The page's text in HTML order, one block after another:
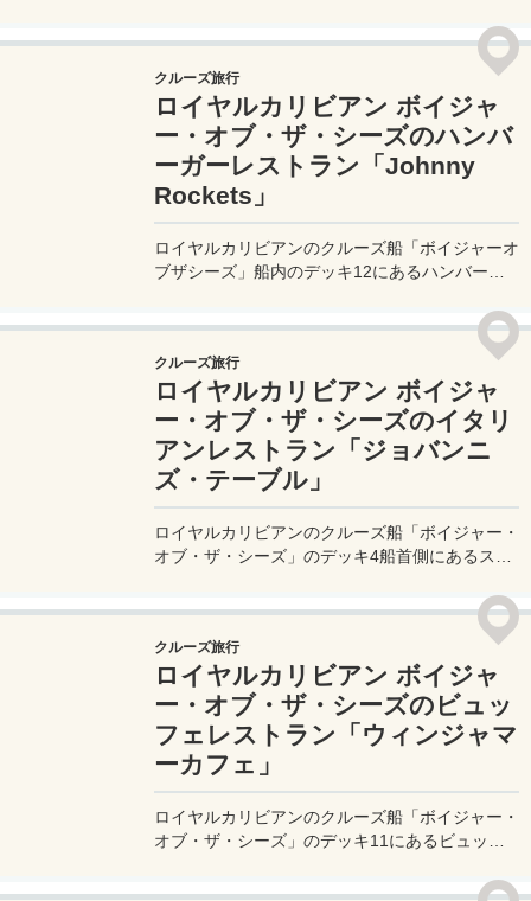
たので実体験レポートしたい。このレストランは
ステーキなどを中心とした、コース料理の豪華な
レストランだ。
クルーズ旅行
ロイヤルカリビアン ボイジャ
ー・オブ・ザ・シーズのハンバ
ーガーレストラン「Johnny
Rockets」
ロイヤルカリビアンのクルーズ船「ボイジャーオ
ブザシーズ」船内のデッキ12にあるハンバーガ
ッツ」を実体験レポート！クルーズ船のハンバー
ガーショップの実力や如何に。そして気になる価
格帯は？
クルーズ旅行
ロイヤルカリビアン ボイジャ
ー・オブ・ザ・シーズのイタリ
アンレストラン「ジョバンニ
ズ・テーブル」
ロイヤルカリビアンのクルーズ船「ボイジャー・
オブ・ザ・シーズ」のデッキ4船首側にあるスペ
「ジョバンニズ・テーブル」を実体験レポート！
クルーズ船のイタリアンのレストランのお店の雰
囲気から料理、そして気になるお値段や服装など
も詳細にお伝えします♪
クルーズ旅行
ロイヤルカリビアン ボイジャ
ー・オブ・ザ・シーズのビュッ
フェレストラン「ウィンジャマ
ーカフェ」
ロイヤルカリビアンのクルーズ船「ボイジャー・
オブ・ザ・シーズ」のデッキ11にあるビュッフ
Windjammer Cafe」。気軽に使えるオープンス